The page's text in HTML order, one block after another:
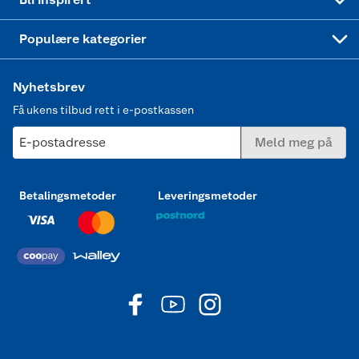
Populære kategorier
Nyhetsbrev
Få ukens tilbud rett i e-postkassen
E-postadresse Meld meg på
Betalingsmetoder Leveringsmetoder